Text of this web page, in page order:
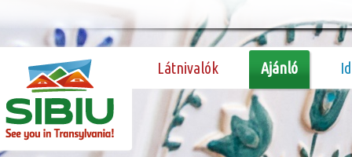
Látnivalók Ajánló